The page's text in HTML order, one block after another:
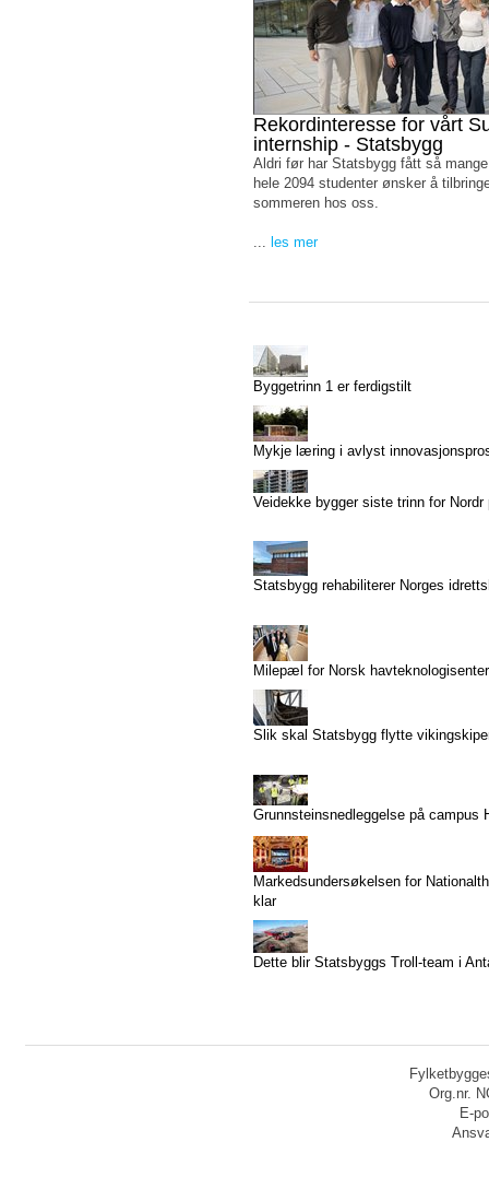
Rekordinteresse for vårt
internship - Statsbygg
Aldri før har Statsbygg fått så
hele 2094 studenter ønsker å
sommeren hos oss.
... les mer
Byggetrinn 1 er ferdigstilt
Mykje læring i avlyst
Veidekke bygger siste trinn for Nordr
Statsbygg rehabiliterer Norges
Milepæl for Norsk havteknologisenter
Slik skal Statsbygg flytte
Grunnsteinsnedleggelse på campus
Markedsundersøkelsen for
klar
Dette blir Statsbyggs Troll-team i
Org.nr.
E-